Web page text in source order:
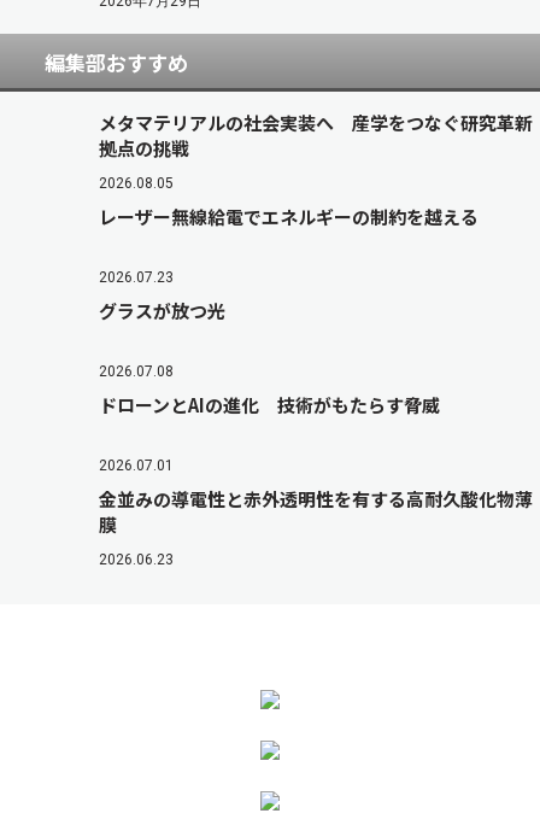
編集部おすすめ
メタマテリアルの社会実装へ 産学をつなぐ研究革新
拠点の挑戦
2026.08.05
レーザー無線給電でエネルギーの制約を越える
2026.07.23
グラスが放つ光
2026.07.08
ドローンとAIの進化 技術がもたらす脅威
2026.07.01
金並みの導電性と赤外透明性を有する高耐久酸化物薄
膜
2026.06.23